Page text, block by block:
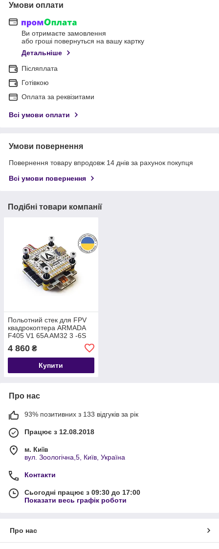
Умови оплати
Ви отримаєте замовлення
або гроші повернуться на вашу картку
Детальніше
Післяплата
Готівкою
Оплата за реквізитами
Всі умови оплати
Умови повернення
Повернення товару впродовж 14 днів за рахунок покупця
Всі умови повернення
Подібні товари компанії
Польотний стек для FPV
квадрокоптера ARMADA
F405 V1 65A AM32 3 -6S
регулятор)
4 860 ₴
Купити
Про нас
93% позитивних з 133 відгуків за рік
Працює з 12.08.2018
м. Київ
вул. Зоологічна,5, Київ, Україна
Контакти
Сьогодні працює з 09:30 до 17:00
Показати весь графік роботи
Про нас